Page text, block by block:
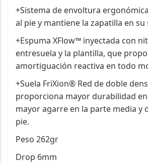
+Sistema de envoltura
al pie y mantiene la zapatilla en su
+Espuma XFlow™ inyectada con
entresuela y la plantilla, que
amortiguación reactiva en todo
+Suela FriXion® Red de doble
proporciona mayor durabilidad
mayor agarre en la parte media y
pie.
Peso 262gr
Drop 6mm